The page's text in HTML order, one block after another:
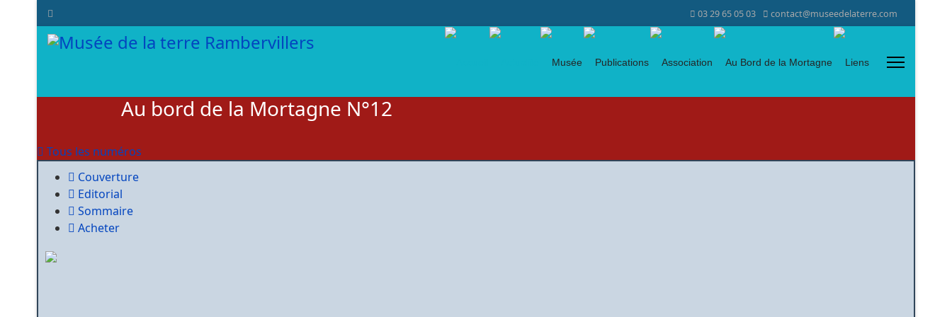
03 29 65 05 03 contact@museedelaterre.com
Au bord de la Mortagne N°12
Tous les numéros
Couverture
Editorial
Sommaire
Acheter